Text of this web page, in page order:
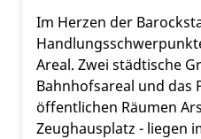
Im Herzen der
Areal. Zwei städtische
Bahnhofsareal und das
öffentlichen Räumen
Zeughausplatz - liegen